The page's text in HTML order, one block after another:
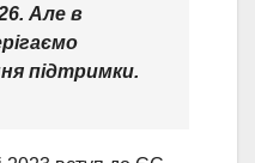
Але в
підтримки.